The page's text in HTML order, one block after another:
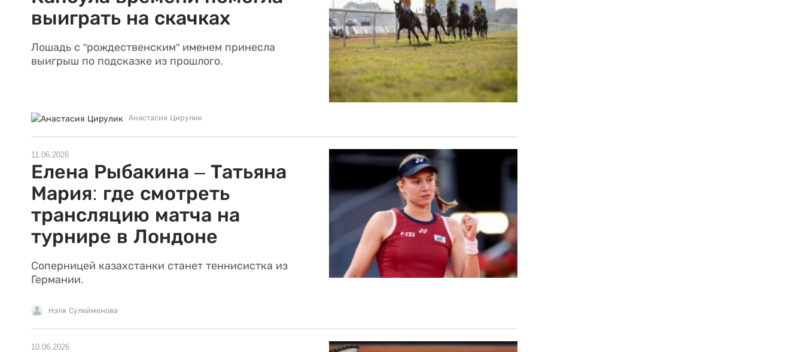
выиграть на скачках
Лошадь с "рождественским" именем принесла
выигрыш по подсказке из прошлого.
Анастасия Цирулик
11.06.2026
Елена Рыбакина – Татьяна
Мария: где смотреть
трансляцию матча на
турнире в Лондоне
Соперницей казахстанки станет теннисистка из
Германии.
Нэля Сулейменова
10.06.2026